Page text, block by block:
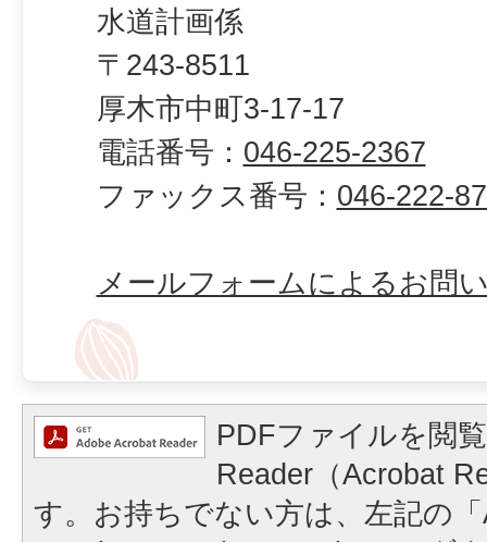
水道計画係
〒243-8511
厚木市中町3-17-17
電話番号： 046-225-2367
ファックス番号： 046-222-
メールフォームによるお問
PDFファイルを閲
Reader（Acrobat
す。お持ちでない方は、左記の